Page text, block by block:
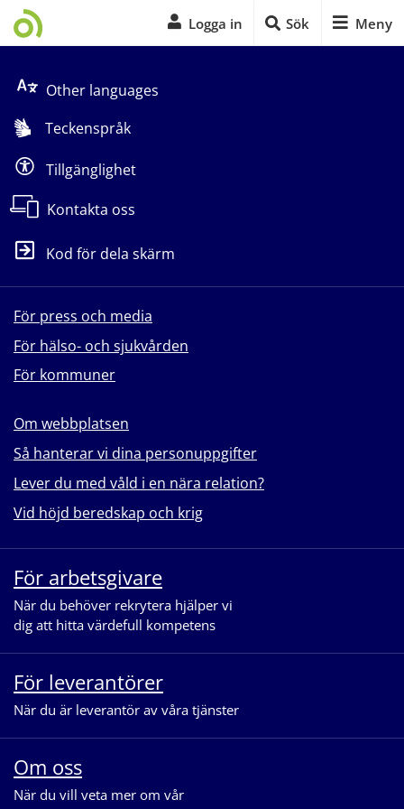
Logga in Sök Meny
Other languages
Teckenspråk
Tillgänglighet
Kontakta oss
Kod för dela skärm
För press och media
För hälso- och sjukvården
För kommuner
Om webbplatsen
Så hanterar vi dina personuppgifter
Lever du med våld i en nära relation?
Vid höjd beredskap och krig
För arbetsgivare
När du behöver rekrytera hjälper vi
dig att hitta värdefull kompetens
För leverantörer
När du är leverantör av våra tjänster
Om oss
När du vill veta mer om vår